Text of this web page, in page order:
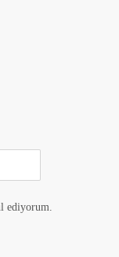
ediyorum.